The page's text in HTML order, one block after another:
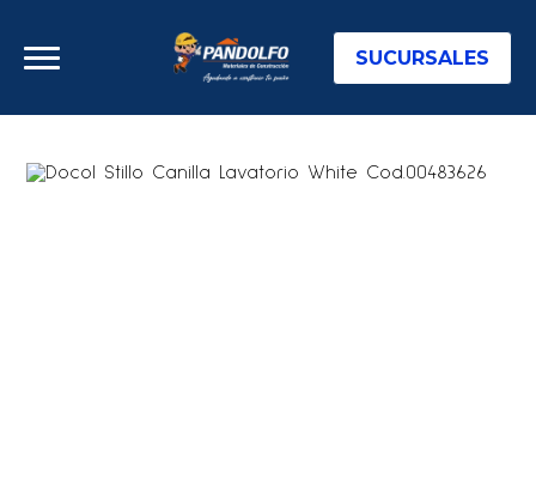
SUCURSALES